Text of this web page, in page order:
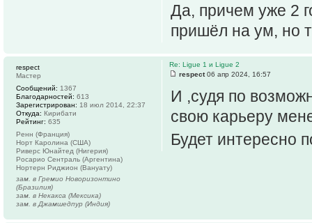
Да, причем уже 2
пришёл на ум, но
Re: Ligue 1 и Ligue 2
respect06 апр 2024, 16:57
И ,судя по
свою карьеру
Будет интересно
respect
Мастер
Сообщений: 1367
Благодарностей: 613
Зарегистрирован: 18 июл 2014, 22:37
Откуда: Кирибати
Рейтинг: 635
Ренн (Франция)
Норт Каролина (США)
Риверс Юнайтед (Нигерия)
Росарио Сентраль (Аргентина)
Нортерн Риджион (Вануату)
зам. в Гремио Новоризонтино
(Бразилия)
зам. в Некакса (Мексика)
зам. в Джамшедпур (Индия)